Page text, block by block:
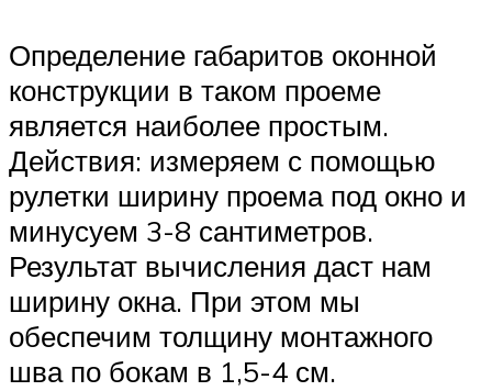
Определение габаритов оконной
конструкции в таком проеме
является наиболее простым.
Действия: измеряем с помощью
рулетки ширину проема под окно и
минусуем 3-8 сантиметров.
Результат вычисления даст нам
ширину окна. При этом мы
обеспечим толщину монтажного
шва по бокам в 1,5-4 см.